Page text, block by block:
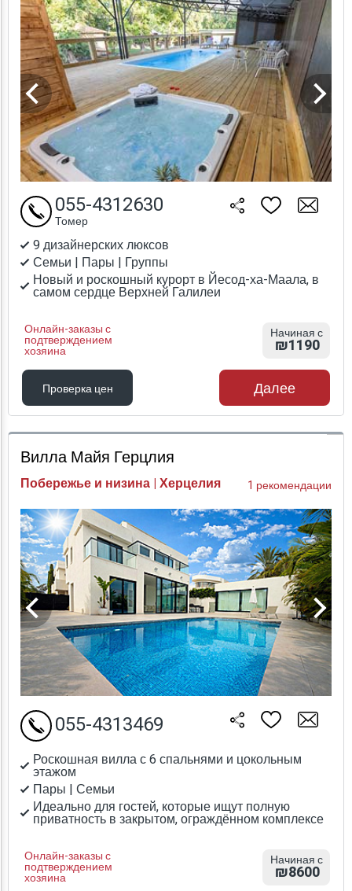
9 дизайнерских люксов
Семьи | Пары | Группы
Новый и роскошный курорт в Йесод-ха-Маала, в
самом сердце Верхней Галилеи
Онлайн-заказы с
подтверждением
хозяина
055-4312630
Томер
Начиная с
₪1190
Проверка цен
Проверка цен
Далее
Вилла Майя Герцлия
Побережье и низина | Херцелия 1 рекомендации
Роскошная вилла с 6 спальнями и цокольным
этажом
Пары | Семьи
Идеально для гостей, которые ищут полную
приватность в закрытом, ограждённом комплексе
Онлайн-заказы с
подтверждением
хозяина
055-4313469
Начиная с
₪8600